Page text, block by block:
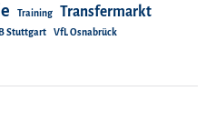
Training Transfermarkt
Stuttgart VfL Osnabrück